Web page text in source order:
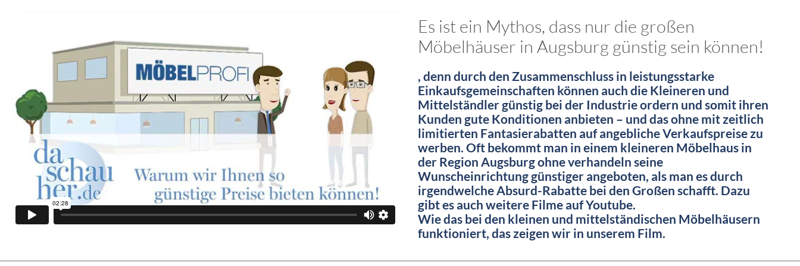
Es ist ein Mythos, dass nur die großen
Möbelhäuser in Augsburg günstig sein können!
, denn durch den Zusammenschluss in leistungsstarke
Einkaufsgemeinschaften können auch die Kleineren und
Mittelständler günstig bei der Industrie ordern und somit ihren
Kunden gute Konditionen anbieten – und das ohne mit zeitlich
limitierten Fantasierabatten auf angebliche Verkaufspreise zu
werben. Oft bekommt man in einem kleineren Möbelhaus in
der Region Augsburg ohne verhandeln seine
Wunscheinrichtung günstiger angeboten, als man es durch
irgendwelche Absurd-Rabatte bei den Großen schafft. Dazu
gibt es auch weitere Filme auf Youtube.
Wie das bei den kleinen und mittelständischen Möbelhäusern
funktioniert, das zeigen wir in unserem Film.